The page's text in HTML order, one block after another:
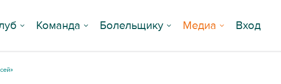
Команда Болельщику Медиа Вход